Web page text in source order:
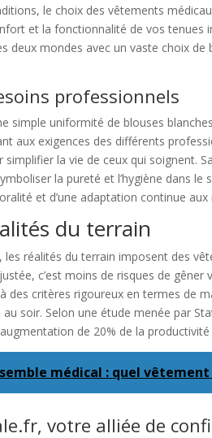
le choix des vêtements
et la fonctionnalité de vos tenues
deux mondes avec un vaste choix de
professionnels
simple uniformité de blouses
aux exigences des différents
la vie de ceux qui soignent.
la pureté et l’hygiène dans
et d’une adaptation continue
du terrain
réalités du terrain imposent des
c’est moins de risques de
des critères rigoureux en termes de
soir. Selon une étude menée par
de 20% de la productivité
médical : quel
votre alliée de